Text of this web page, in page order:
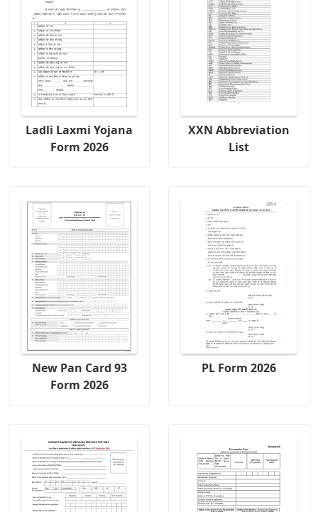
Ladli Laxmi Yojana
Form 2026
XXN Abbreviation
List
New Pan Card 93
Form 2026
PL Form 2026